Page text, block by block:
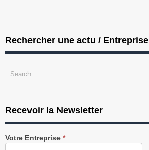
Rechercher une actu / Entreprise
Recevoir la Newsletter
Recevez
notre
Votre Entreprise *